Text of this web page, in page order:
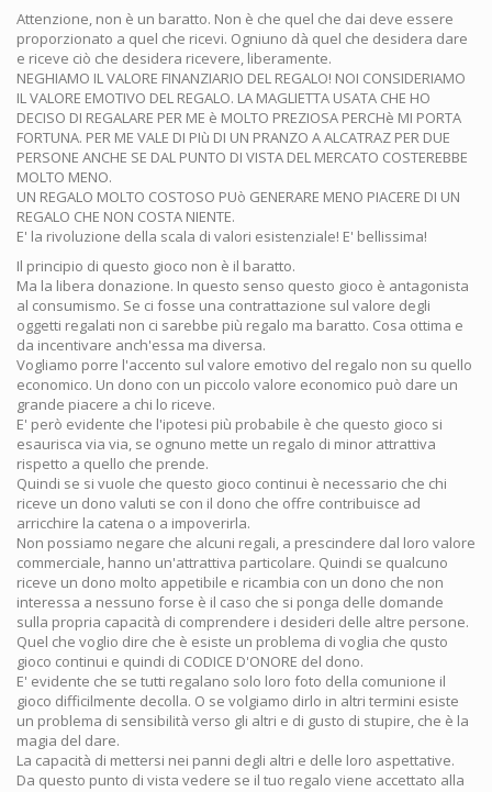
Attenzione, non è un baratto. Non è che quel che dai deve essere
proporzionato a quel che ricevi. Ogniuno dà quel che desidera dare
e riceve ciò che desidera ricevere, liberamente.
NEGHIAMO IL VALORE FINANZIARIO DEL REGALO! NOI CONSIDERIAMO
IL VALORE EMOTIVO DEL REGALO. LA MAGLIETTA USATA CHE HO
DECISO DI REGALARE PER ME è MOLTO PREZIOSA PERCHè MI PORTA
FORTUNA. PER ME VALE DI PIù DI UN PRANZO A ALCATRAZ PER DUE
PERSONE ANCHE SE DAL PUNTO DI VISTA DEL MERCATO COSTEREBBE
MOLTO MENO.
UN REGALO MOLTO COSTOSO PUò GENERARE MENO PIACERE DI UN
REGALO CHE NON COSTA NIENTE.
E' la rivoluzione della scala di valori esistenziale! E' bellissima!
Il principio di questo gioco non è il baratto.
Ma la libera donazione. In questo senso questo gioco è antagonista
al consumismo. Se ci fosse una contrattazione sul valore degli
oggetti regalati non ci sarebbe più regalo ma baratto. Cosa ottima e
da incentivare anch'essa ma diversa.
Vogliamo porre l'accento sul valore emotivo del regalo non su quello
economico. Un dono con un piccolo valore economico può dare un
grande piacere a chi lo riceve.
E' però evidente che l'ipotesi più probabile è che questo gioco si
esaurisca via via, se ognuno mette un regalo di minor attrattiva
rispetto a quello che prende.
Quindi se si vuole che questo gioco continui è necessario che chi
riceve un dono valuti se con il dono che offre contribuisce ad
arricchire la catena o a impoverirla.
Non possiamo negare che alcuni regali, a prescindere dal loro valore
commerciale, hanno un'attrattiva particolare. Quindi se qualcuno
riceve un dono molto appetibile e ricambia con un dono che non
interessa a nessuno forse è il caso che si ponga delle domande
sulla propria capacità di comprendere i desideri delle altre persone.
Quel che voglio dire che è esiste un problema di voglia che qusto
gioco continui e quindi di CODICE D'ONORE del dono.
E' evidente che se tutti regalano solo loro foto della comunione il
gioco difficilmente decolla. O se volgiamo dirlo in altri termini esiste
un problema di sensibilità verso gli altri e di gusto di stupire, che è la
magia del dare.
La capacità di mettersi nei panni degli altri e delle loro aspettative.
Da questo punto di vista vedere se il tuo regalo viene accettato alla